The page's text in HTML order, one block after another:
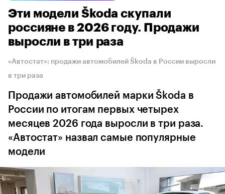
Omoda Changan Voyah
Эти модели Škoda скупали
россияне в 2026 году. Продажи
выросли в три раза
«Автостат»: продажи автомобилей Škoda в России выросли
в три раза
Продажи автомобилей марки Škoda в
России по итогам первых четырех
месяцев 2026 года выросли в три раза.
«Автостат» назвал самые популярные
модели